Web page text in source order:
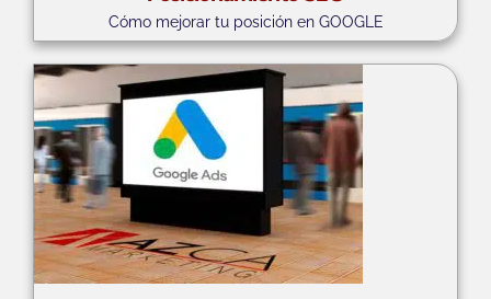
Cómo mejorar tu posición en GOOGLE